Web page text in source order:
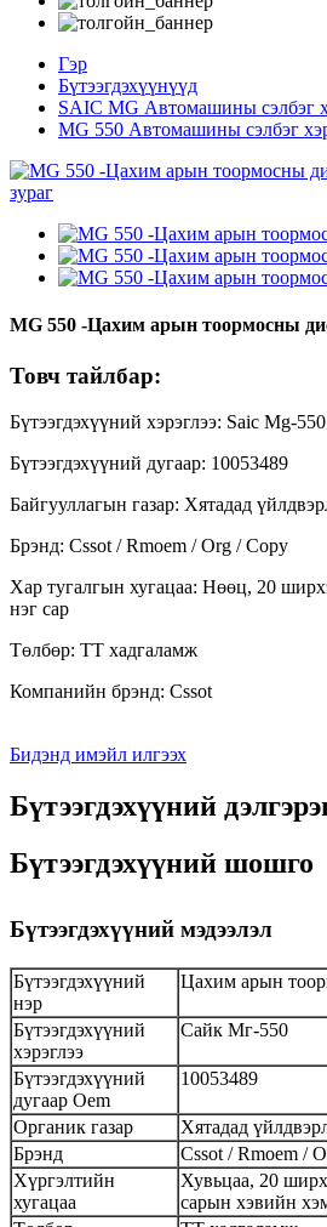
Гэр
Бүтээгдэхүүнүүд
SAIC MG Автомашины сэлбэг
MG 550 Автомашины сэлбэг
MG 550 -Цахим арын тоормосны
Товч тайлбар:
Бүтээгдэхүүний хэрэглээ: Saic Mg-550
Бүтээгдэхүүний дугаар: 10053489
Байгууллагын газар: Хятадад
Брэнд: Cssot / Rmoem / Org / Copy
Хар тугалгын хугацаа: Нөөц, 20
нэг сар
Төлбөр: TT хадгаламж
Компанийн брэнд: Cssot
Бидэнд имэйл илгээх
Бүтээгдэхүүний
Бүтээгдэхүүний шошго
Бүтээгдэхүүний мэдээлэл
Бүтээгдэхүүний
нэр
Цахим арын
Бүтээгдэхүүний
хэрэглээ
Сайк Мг-550
Бүтээгдэхүүний
дугаар Oem
10053489
Органик газар
Хятадад
Брэнд
Cssot / Rmoem /
Хүргэлтийн
хугацаа
Хувьцаа, 20
сарын хэвийн